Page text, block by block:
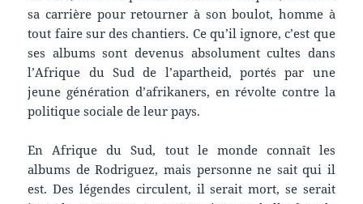
sa carrière pour retourner à son boulot, homme à
tout faire sur des chantiers. Ce qu’il ignore, c’est que
ses albums sont devenus absolument cultes dans
l’Afrique du Sud de l’apartheid, portés par une
jeune génération d’afrikaners, en révolte contre la
politique sociale de leur pays.
En Afrique du Sud, tout le monde connaît les
albums de Rodriguez, mais personne ne sait qui il
est. Des légendes circulent, il serait mort, se serait